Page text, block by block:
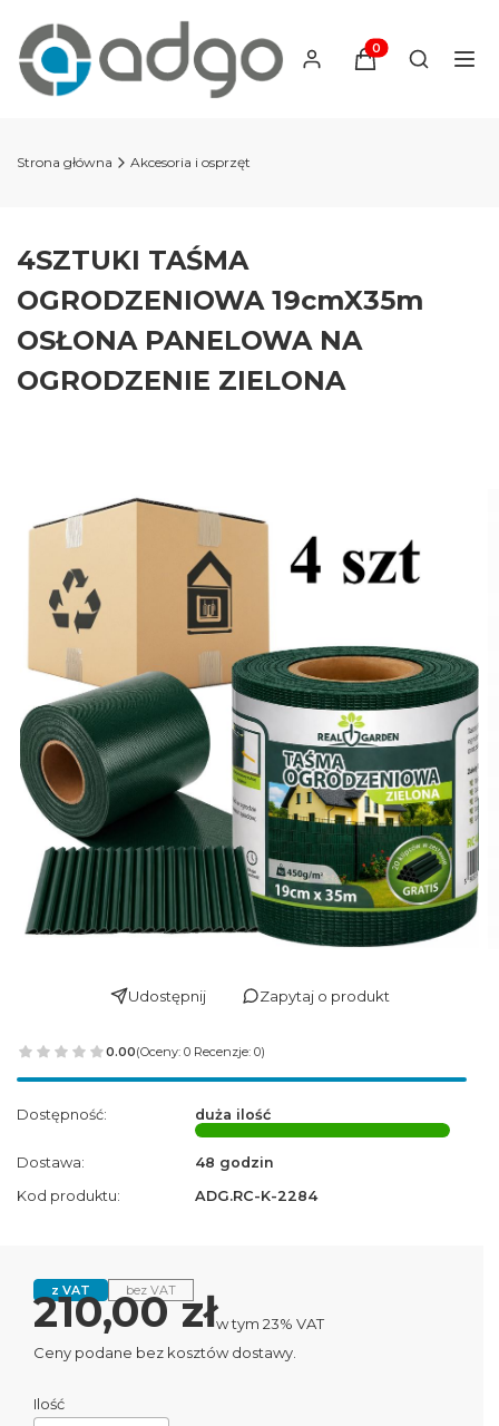
Produkty w
Otwórz
Strona główna Akcesoria i osprzęt
4SZTUKI TAŚMA
OGRODZENIOWA 19cmX35m
OSŁONA PANELOWA NA
OGRODZENIE ZIELONA
Udostępnij Zapytaj o produkt
0.00(Oceny: 0 Recenzje: 0)
Dostępność: duża ilość
Dostawa:
48 godzin
Kod produktu:
ADG.RC-K-2284
z VAT bez VAT
Cena
210,00 złw tym 23% VAT
w tym 23% VAT
Ceny podane bez kosztów dostawy.
Ilość